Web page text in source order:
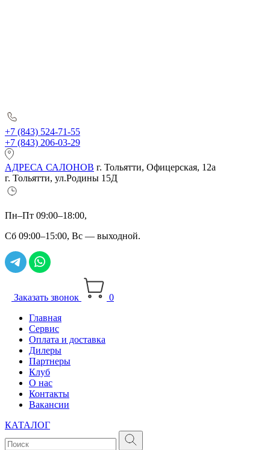
+7 (843) 524-71-55
+7 (843) 206-03-29
АДРЕСА САЛОНОВ г. Тольятти, Офицерская, 12а
г. Тольятти, ул.Родины 15Д
Пн–Пт 09:00–18:00,
Сб 09:00–15:00, Вс — выходной.
Заказать звонок
0
Главная
Сервис
Оплата и доставка
Дилеры
Партнеры
Клуб
О нас
Контакты
Вакансии
КАТАЛОГ